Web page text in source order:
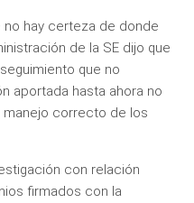
hay certeza de donde
de la SE dijo que
que no
aportada hasta ahora no
correcto de los
con relación
firmados con la